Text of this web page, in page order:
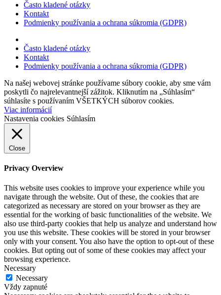
Často kladené otázky
Kontakt
Podmienky používania a ochrana súkromia (GDPR)
Často kladené otázky
Kontakt
Podmienky používania a ochrana súkromia (GDPR)
Na našej webovej stránke používame súbory cookie, aby sme vám
poskytli čo najrelevantnejší zážitok. Kliknutím na „Súhlasím“
súhlasíte s používaním VŠETKÝCH súborov cookies.
Viac informácií
Nastavenia cookies Súhlasím
Close
Privacy Overview
This website uses cookies to improve your experience while you
navigate through the website. Out of these, the cookies that are
categorized as necessary are stored on your browser as they are
essential for the working of basic functionalities of the website. We
also use third-party cookies that help us analyze and understand how
you use this website. These cookies will be stored in your browser
only with your consent. You also have the option to opt-out of these
cookies. But opting out of some of these cookies may affect your
browsing experience.
Necessary
Necessary
Vždy zapnuté